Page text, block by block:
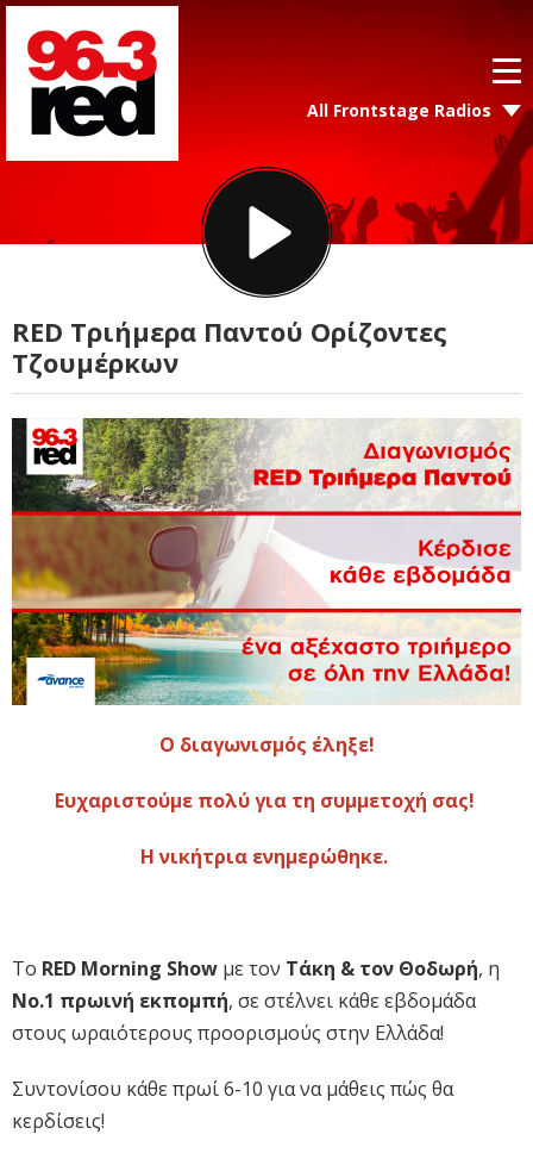
All Frontstage Radios
RED Τριήμερα Παντού Ορίζοντες
Τζουμέρκων
Ο διαγωνισμός έληξε!
Ευχαριστούμε πολύ για τη συμμετοχή σας!
H νικήτρια ενημερώθηκε.
To RED Morning Show με τον Τάκη & τον Θοδωρή, η
No.1 πρωινή εκπομπή, σε στέλνει κάθε εβδομάδα
στους ωραιότερους προορισμούς στην Ελλάδα!
Συντονίσου κάθε πρωί 6-10 για να μάθεις πώς θα
κερδίσεις!